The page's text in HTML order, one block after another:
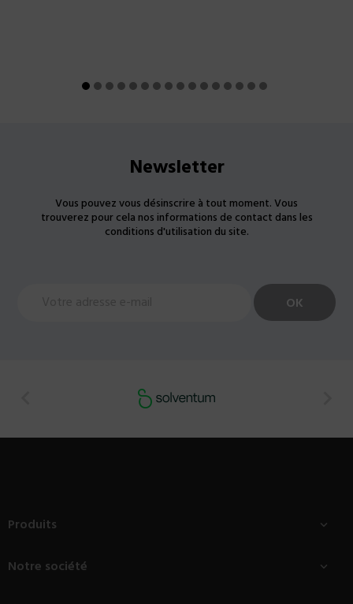
Newsletter
Vous pouvez vous désinscrire à tout moment. Vous
trouverez pour cela nos informations de contact dans les
conditions d'utilisation du site.
Produits 
Notre société 